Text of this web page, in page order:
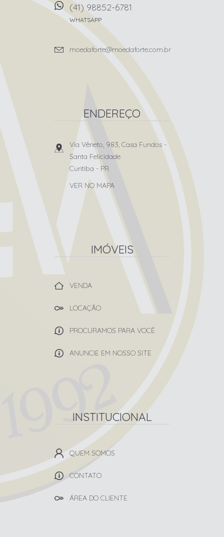
(41) 98852-6781
WHATSAPP
moedaforte@moedaforte.com.br
ENDEREÇO
Via Vêneto, 983, Casa Fundos -
Santa Felicidade
Curitiba - PR
VER NO MAPA
IMÓVEIS
VENDA
LOCAÇÃO
PROCURAMOS PARA VOCÊ
ANUNCIE EM NOSSO SITE
INSTITUCIONAL
QUEM SOMOS
CONTATO
ÁREA DO CLIENTE